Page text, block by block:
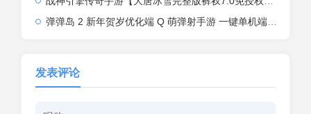
弹弹岛 2 新年贺岁优化端 Q 萌弹射手游 一键单机端 + Linux 手工端 + GM 后台 + 安卓 iOS 双端带教程
发表评论